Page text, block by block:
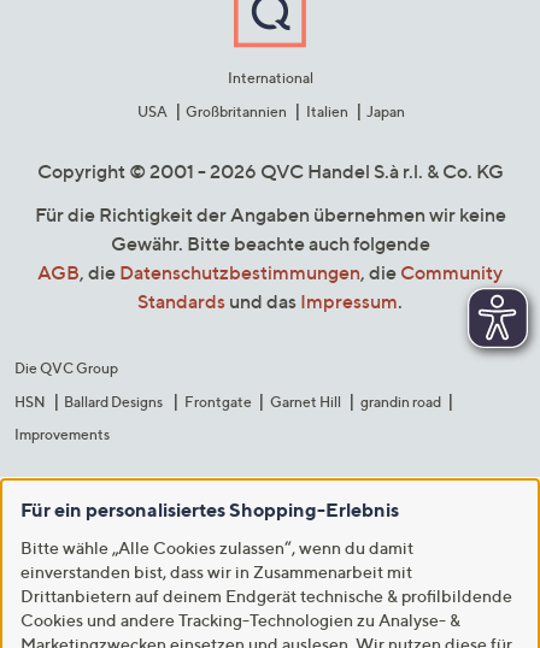
International
USA
Großbritannien Italien Japan
Copyright © 2001 - 2026 QVC Handel S.à r.l. & Co. KG
Für die Richtigkeit der Angaben übernehmen wir keine
Gewähr. Bitte beachte auch folgende
AGB, die Datenschutzbestimmungen, die Community
Standards und das Impressum.
Die QVC Group
HSN
Ballard Designs Frontgate Garnet Hill
grandin road
Improvements
Für ein personalisiertes Shopping-Erlebnis
Bitte wähle „Alle Cookies zulassen“, wenn du damit
einverstanden bist, dass wir in Zusammenarbeit mit
Drittanbietern auf deinem Endgerät technische & profilbildende
Cookies und andere Tracking-Technologien zu Analyse- &
Marketingzwecken einsetzen und auslesen. Wir nutzen diese für